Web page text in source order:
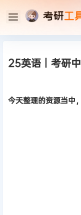
25英语丨考研
今天整理的资源当中